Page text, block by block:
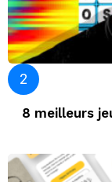
8 meilleurs